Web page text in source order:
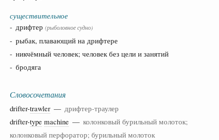
существительное
- дрифтер (рыболовное судно)
- рыбак, плавающий на дрифтере
- никчёмный человек; человек без цели и занятий
- бродяга
Словосочетания
drifter-trawler — дрифтер-траулер
drifter-type machine — колонковый бурильный молоток;
колонковый перфоратор; бурильный молоток